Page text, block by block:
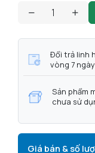
Đổi trả linh
vòng 7 ngày
Sản phẩm
chưa sử
Giá bán & số